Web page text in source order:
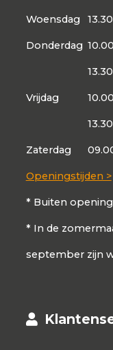
Woensdag
Donderdag
Vrijdag
Zaterdag
Openingstijden >
* Buiten
* In de
september zijn